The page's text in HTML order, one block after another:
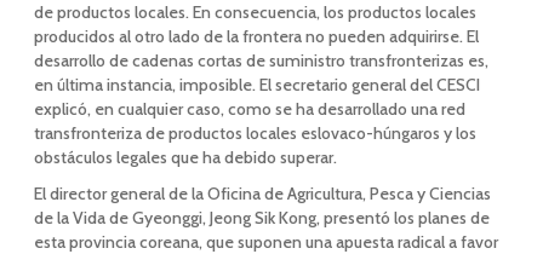
de productos locales. En consecuencia, los productos locales
producidos al otro lado de la frontera no pueden adquirirse. El
desarrollo de cadenas cortas de suministro transfronterizas es,
en última instancia, imposible. El secretario general del CESCI
explicó, en cualquier caso, como se ha desarrollado una red
transfronteriza de productos locales eslovaco-húngaros y los
obstáculos legales que ha debido superar.
El director general de la Oficina de Agricultura, Pesca y Ciencias
de la Vida de Gyeonggi, Jeong Sik Kong, presentó los planes de
esta provincia coreana, que suponen una apuesta radical a favor